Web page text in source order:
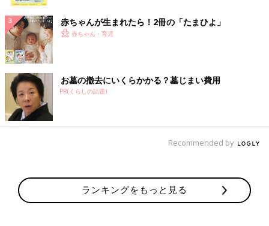
出典：Instagramアカウント「tani.kurashi」
赤ちゃんが生まれたら！2冊の「たまひよ」
赤ちゃん・育児
お墓の撤去にいくらかかる？墓じまい費用
PR(くらしの話題)
Recommended by
ランキングをもっと見る